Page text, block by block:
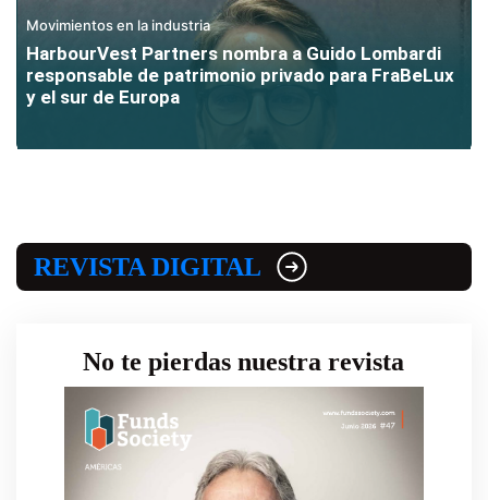
Movimientos en la industria
HarbourVest Partners nombra a Guido Lombardi
responsable de patrimonio privado para FraBeLux
y el sur de Europa
REVISTA DIGITAL
No te pierdas nuestra revista